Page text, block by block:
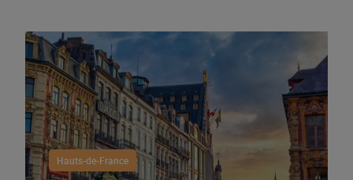
Hauts-de-France